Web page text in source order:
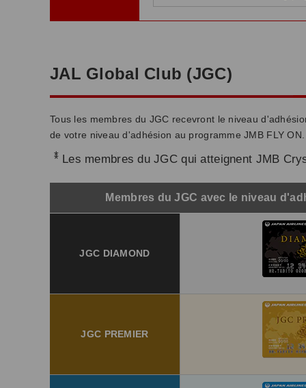
JAL Global Club (JGC)
Tous les membres du JGC recevront le niveau
de votre niveau d'adhésion au programme JMB FLY ON.
* Les membres du JGC qui atteignent JMB
Membres du JGC avec le niveau
JGC DIAMOND
JGC PREMIER